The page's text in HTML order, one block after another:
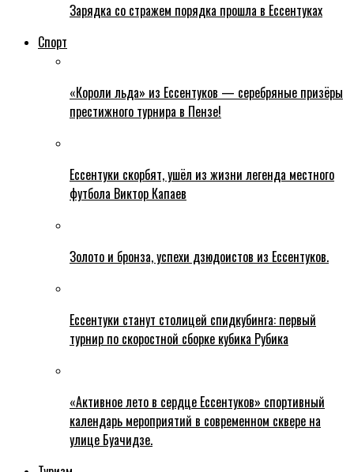
Зарядка со стражем порядка прошла в Ессентуках
Спорт
«Короли льда» из Ессентуков — серебряные призёры
престижного турнира в Пензе!
Ессентуки скорбят, ушёл из жизни легенда местного
футбола Виктор Капаев
Золото и бронза, успехи дзюдоистов из Ессентуков.
Ессентуки станут столицей спидкубинга: первый
турнир по скоростной сборке кубика Рубика
«Активное лето в сердце Ессентуков» спортивный
календарь мероприятий в современном сквере на
улице Буачидзе.